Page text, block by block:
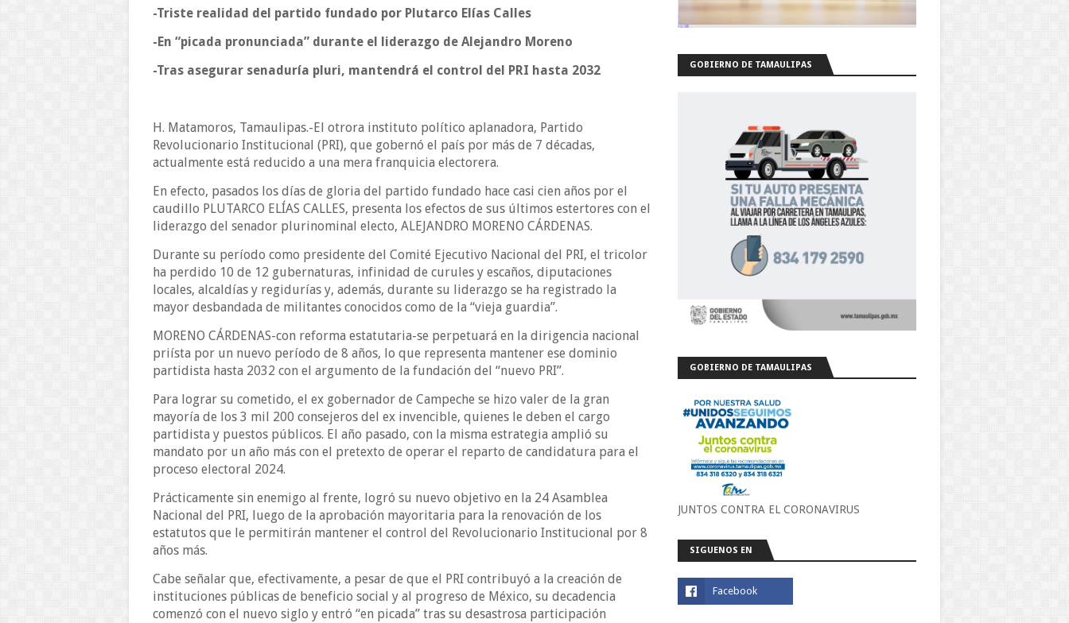
-Triste realidad del partido fundado por Plutarco Elías Calles
-En “picada pronunciada” durante el liderazgo de Alejandro Moreno
-Tras asegurar senaduría pluri, mantendrá el control del PRI hasta 2032
H. Matamoros, Tamaulipas.-El otrora instituto político aplanadora, Partido
Revolucionario Institucional (PRI), que gobernó el país por más de 7 décadas,
actualmente está reducido a una mera franquicia electorera.
En efecto, pasados los días de gloria del partido fundado hace casi cien años por el
caudillo PLUTARCO ELÍAS CALLES, presenta los efectos de sus últimos estertores con el
liderazgo del senador plurinominal electo, ALEJANDRO MORENO CÁRDENAS.
Durante su período como presidente del Comité Ejecutivo Nacional del PRI, el tricolor
ha perdido 10 de 12 gubernaturas, infinidad de curules y escaños, diputaciones
locales, alcaldías y regidurías y, además, durante su liderazgo se ha registrado la
mayor desbandada de militantes conocidos como de la “vieja guardia”.
MORENO CÁRDENAS-con reforma estatutaria-se perpetuará en la dirigencia nacional
priísta por un nuevo período de 8 años, lo que representa mantener ese dominio
partidista hasta 2032 con el argumento de la fundación del “nuevo PRI”.
Para lograr su cometido, el ex gobernador de Campeche se hizo valer de la gran
mayoría de los 3 mil 200 consejeros del ex invencible, quienes le deben el cargo
partidista y puestos públicos. El año pasado, con la misma estrategia amplió su
mandato por un año más con el pretexto de operar el reparto de candidatura para el
proceso electoral 2024.
Prácticamente sin enemigo al frente, logró su nuevo objetivo en la 24 Asamblea
Nacional del PRI, luego de la aprobación mayoritaria para la renovación de los
estatutos que le permitirán mantener el control del Revolucionario Institucional por 8
años más.
Cabe señalar que, efectivamente, a pesar de que el PRI contribuyó a la creación de
instituciones públicas de beneficio social y al progreso de México, su decadencia
comenzó con el nuevo siglo y entró “en picada” tras su desastrosa participación
GOBIERNO DE TAMAULIPAS
GOBIERNO DE TAMAULIPAS
JUNTOS CONTRA EL CORONAVIRUS
SIGUENOS EN